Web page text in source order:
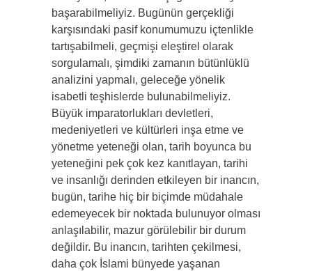
başarabilmeliyiz. Bugünün gerçekliği
karşısındaki pasif konumumuzu içtenlik­le
tartışabilmeli, geçmişi eleştirel olarak
sorgulamalı, şim­diki zamanın bütünlüklü
analizini yapmalı, geleceğe yönelik
isabetli teşhislerde bulunabilmeliyiz.
Büyük imparatorlukları devletleri,
medeniyetleri ve kültürleri inşa etme ve
yönetme yeteneği olan, tarih boyunca bu
yeteneğini pek çok kez kanıt­layan, tarihi
ve insanlığı derinden etkileyen bir inancın,
bugün, tarihe hiç bir biçimde müdahale
edemeyecek bir noktada bulunuyor olması
anlaşılabilir, mazur görülebilir bir durum
değildir. Bu inancın, tarihten çekilmesi,
daha çok İslami bünyede yaşanan